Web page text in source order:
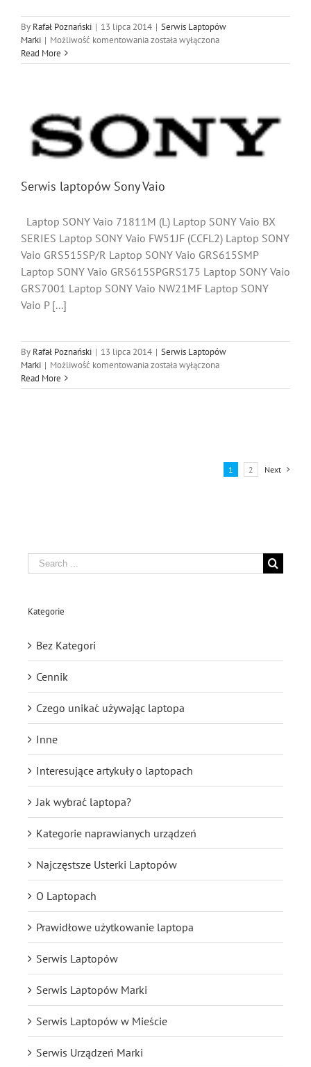
By Rafał Poznański | 13 lipca 2014 | Serwis Laptopów
Marki | Możliwość komentowaniaSerwis
LG
została wyłączona
Read More
Serwis laptopów Sony Vaio
Laptop SONY Vaio 71811M (L) Laptop SONY Vaio BX
SERIES Laptop SONY Vaio FW51JF (CCFL2) Laptop SONY
Vaio GRS515SP/R Laptop SONY Vaio GRS615SMP
Laptop SONY Vaio GRS615SPGRS175 Laptop SONY Vaio
GRS7001 Laptop SONY Vaio NW21MF Laptop SONY
Vaio P [...]
By Rafał Poznański | 13 lipca 2014 | Serwis Laptopów
Marki | Możliwość komentowaniaSerwis
Sony
została wyłączona
Read More
1 2 Next
Search
for:
Kategorie
Bez Kategori
Cennik
Czego unikać używając laptopa
Inne
Interesujące artykuły o laptopach
Jak wybrać laptopa?
Kategorie naprawianych urządzeń
Najczęstsze Usterki Laptopów
O Laptopach
Prawidłowe użytkowanie laptopa
Serwis Laptopów
Serwis Laptopów Marki
Serwis Laptopów w Mieście
Serwis Urządzeń Marki